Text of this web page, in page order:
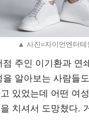
▲ 사진=자이언엔터테
주인 이기환과 연
알아보는 사람들
있었는데 어떤 여
치셔서 도망쳤다.